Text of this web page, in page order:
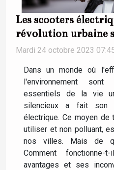
Les scooters
révolution urbaine
Mardi 24 octobre 2023
Dans un monde où
l'environnement
essentiels de la vie
silencieux a fait son
électrique. Ce moyen de
utiliser et non polluant,
nos villes. Mais de
Comment
avantages et ses